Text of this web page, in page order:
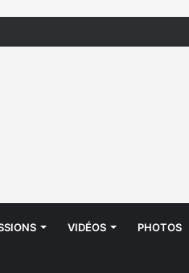
VIDÉOS PHOTOS